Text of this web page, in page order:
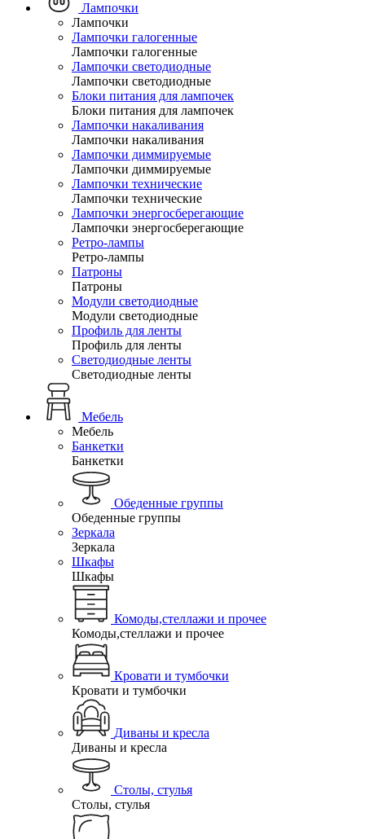
Лампочки
Лампочки
Лампочки галогенные
Лампочки галогенные
Лампочки светодиодные
Лампочки светодиодные
Блоки питания для лампочек
Блоки питания для лампочек
Лампочки накаливания
Лампочки накаливания
Лампочки диммируемые
Лампочки диммируемые
Лампочки технические
Лампочки технические
Лампочки энергосберегающие
Лампочки энергосберегающие
Ретро-лампы
Ретро-лампы
Патроны
Патроны
Модули светодиодные
Модули светодиодные
Профиль для ленты
Профиль для ленты
Светодиодные ленты
Светодиодные ленты
Мебель
Мебель
Банкетки
Банкетки
Обеденные группы
Обеденные группы
Зеркала
Зеркала
Шкафы
Шкафы
Комоды,стеллажи и прочее
Комоды,стеллажи и прочее
Кровати и тумбочки
Кровати и тумбочки
Диваны и кресла
Диваны и кресла
Столы, стулья
Столы, стулья